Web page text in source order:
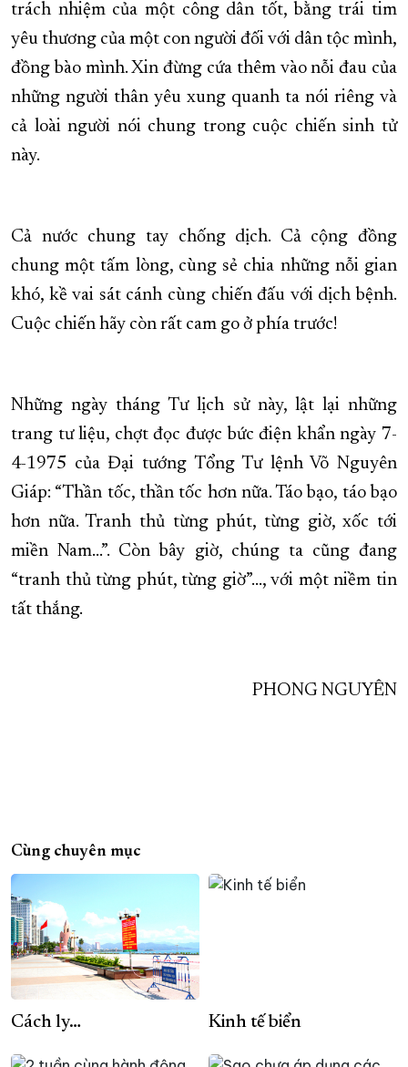
trách nhiệm của một công dân tốt, bằng trái tim
yêu thương của một con người đối với dân tộc mình,
đồng bào mình. Xin đừng cứa thêm vào nỗi đau của
những người thân yêu xung quanh ta nói riêng và
cả loài người nói chung trong cuộc chiến sinh tử
này.
Cả nước chung tay chống dịch. Cả cộng đồng
chung một tấm lòng, cùng sẻ chia những nỗi gian
khó, kề vai sát cánh cùng chiến đấu với dịch bệnh.
Cuộc chiến hãy còn rất cam go ở phía trước!
Những ngày tháng Tư lịch sử này, lật lại những
trang tư liệu, chợt đọc được bức điện khẩn ngày 7-
4-1975 của Đại tướng Tổng Tư lệnh Võ Nguyên
Giáp: “Thần tốc, thần tốc hơn nữa. Táo bạo, táo bạo
hơn nữa. Tranh thủ từng phút, từng giờ, xốc tới
miền Nam...”. Còn bây giờ, chúng ta cũng đang
“tranh thủ từng phút, từng giờ”..., với một niềm tin
tất thắng.
PHONG NGUYÊN
Cùng chuyên mục
Cách ly… Kinh tế biển